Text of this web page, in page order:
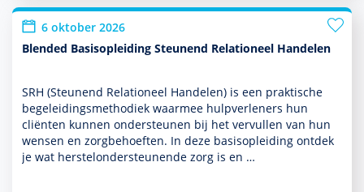
6 oktober 2026
Blended Basisopleiding Steunend Relationeel Handelen
SRH (Steunend Relationeel Han­delen) is een prak­tische
bege­lei­dingsmetho­diek waarmee hulp­ver­le­ners hun
cliënten kunnen onder­steunen bij het vervullen van hun
wensen en zorg­behoef­ten. In deze basis­opleiding ontdek
je wat herstelonder­steunende zorg is en …